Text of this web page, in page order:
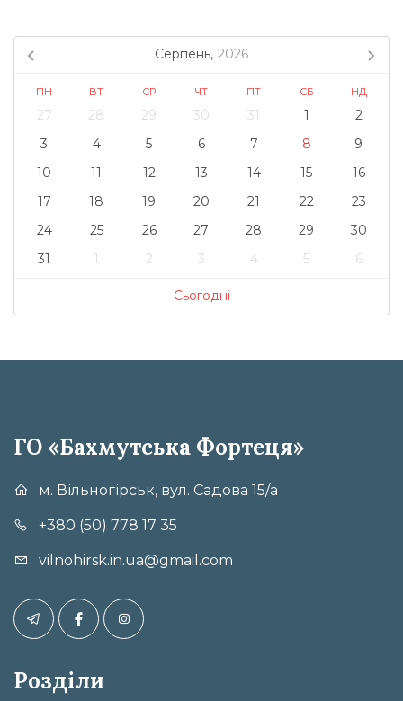
Серпень, 2026
ПН ВТ СР ЧТ ПТ СБ НД
27 28 29 30 31 1
2
3
4 5 6 7 8
9
10
11 12 13 14 15
16
17
18 19 20 21 22
23
24
25 26 27 28 29
30
31
1 2 3 4 5 6
Сьогодні
ГО «Бахмутська Фортеця»
м. Вільногірськ, вул. Садова 15/а
+380 (50) 778 17 35
vilnohirsk.in.ua@gmail.com
Розділи